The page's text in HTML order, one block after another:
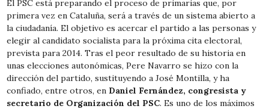
El PSC está preparando el proceso de primarias que, por
primera vez en Cataluña, será a través de un sistema abierto a
la ciudadanía. El objetivo es acercar el partido a las personas y
elegir al candidato socialista para la próxima cita electoral,
prevista para 2014. Tras el peor resultado de su historia en
unas elecciones autonómicas, Pere Navarro se hizo con la
dirección del partido, sustituyendo a José Montilla, y ha
confiado, entre otros, en Daniel Fernández, congresista y
secretario de Organización del PSC. Es uno de los máximos